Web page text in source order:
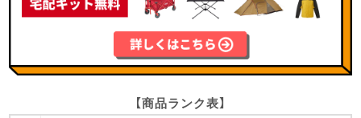
【商品ランク表】